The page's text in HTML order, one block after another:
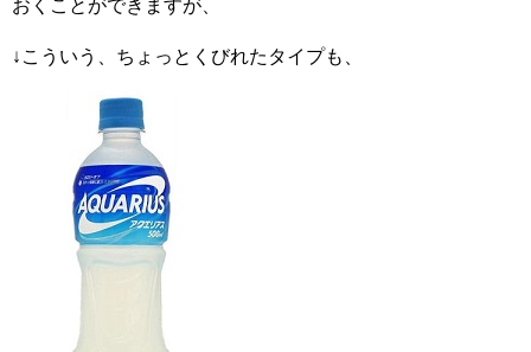
おくことができますが、
↓こういう、ちょっとくびれたタイプも、